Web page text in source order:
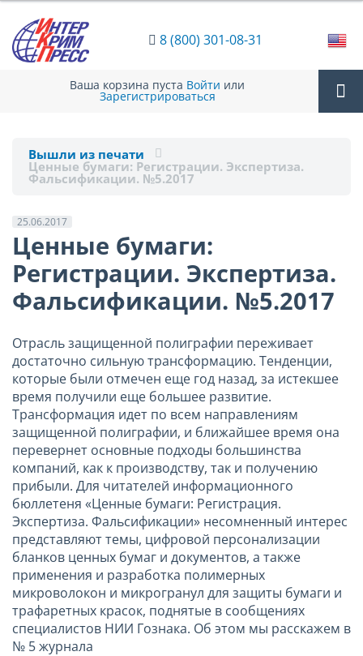
8 (800) 301-08-31
Ваша корзина пуста Войти или
Зарегистрироваться
Вышли из печати
Ценные бумаги: Регистрации. Экспертиза.
Фальсификации. №5.2017
25.06.2017
Ценные бумаги:
Регистрации. Экспертиза.
Фальсификации. №5.2017
Отрасль защищенной полиграфии переживает
достаточно сильную трансформацию. Тенденции,
которые были отмечен еще год назад, за истекшее
время получили еще большее развитие.
Трансформация идет по всем направлениям
защищенной полиграфии, и ближайшее время она
перевернет основные подходы большинства
компаний, как к производству, так и получению
прибыли. Для читателей информационного
бюллетеня «Ценные бумаги: Регистрация.
Экспертиза. Фальсификации» несомненный интерес
представляют темы, цифровой персонализации
бланков ценных бумаг и документов, а также
применения и разработка полимерных
микроволокон и микрогранул для защиты бумаги и
трафаретных красок, поднятые в сообщениях
специалистов НИИ Гознака. Об этом мы расскажем в
№ 5 журнала